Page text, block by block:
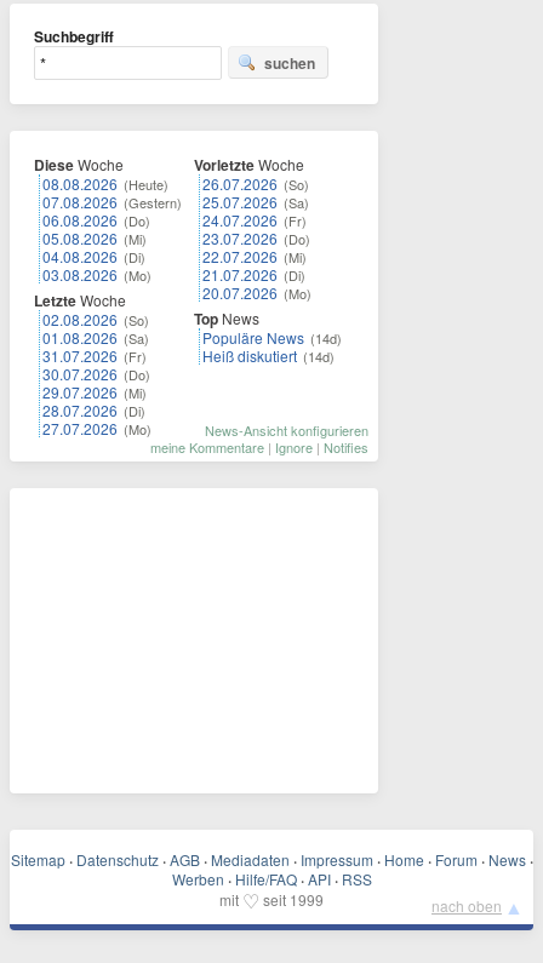
Suchbegriff
suchen
DieseWoche
08.08.2026 (Heute)
07.08.2026 (Gestern)
06.08.2026 (Do)
05.08.2026 (Mi)
04.08.2026 (Di)
03.08.2026 (Mo)
LetzteWoche
02.08.2026 (So)
01.08.2026 (Sa)
31.07.2026 (Fr)
30.07.2026 (Do)
29.07.2026 (Mi)
28.07.2026 (Di)
27.07.2026 (Mo)
VorletzteWoche
26.07.2026 (So)
25.07.2026 (Sa)
24.07.2026 (Fr)
23.07.2026 (Do)
22.07.2026 (Mi)
21.07.2026 (Di)
20.07.2026 (Mo)
Top News
Populäre News (14d)
Heiß diskutiert (14d)
News-Ansicht konfigurieren
meine Kommentare | Ignore | Notifies
Sitemap · Datenschutz · AGB · Mediadaten · Impressum · Home · Forum · News ·
Werben · Hilfe/FAQ · API · RSS
mit ♡ seit 1999 nach oben ▲